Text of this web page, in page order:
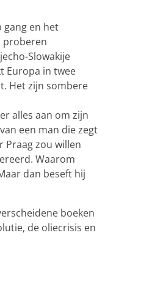
gang en het
proberen
Slowakije
Europa in twee
Het zijn sombere
alles aan om zijn
een man die zegt
Praag zou willen
Waarom
dan beseft hij
boeken
de oliecrisis en